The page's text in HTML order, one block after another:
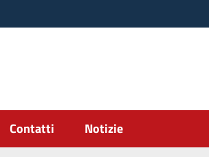
Contatti Notizie